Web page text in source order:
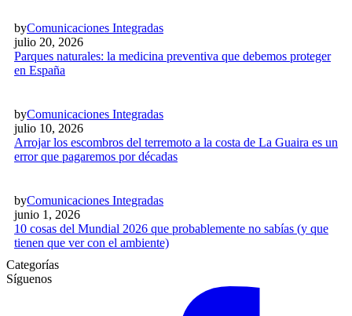
byComunicaciones Integradas
julio 20, 2026
Parques naturales: la medicina preventiva que debemos proteger
en España
byComunicaciones Integradas
julio 10, 2026
Arrojar los escombros del terremoto a la costa de La Guaira es un
error que pagaremos por décadas
byComunicaciones Integradas
junio 1, 2026
10 cosas del Mundial 2026 que probablemente no sabías (y que
tienen que ver con el ambiente)
Categorías
Síguenos